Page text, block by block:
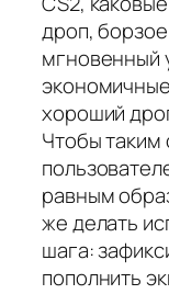
дроп,
мгновенный
хороший
Чтобы
равным
же делать
шага:
пополнить